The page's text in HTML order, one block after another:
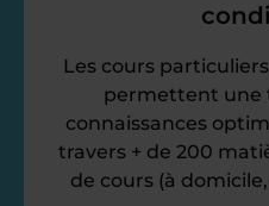
Les cours
permettent une
connaissances
travers + de 200
de cours (à